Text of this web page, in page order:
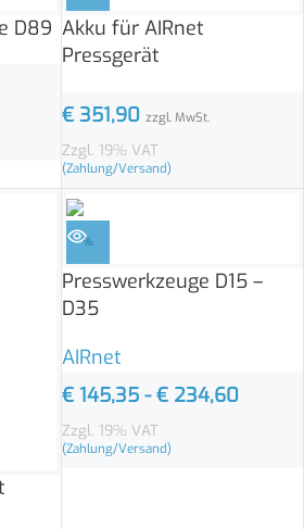
D89 Akku für AIRnet
Pressgerät
€351,90 zzgl. MwSt.
Zzgl. 19% VAT
(Zahlung/Versand)
%
Presswerkzeuge D15 –
D35
AIRnet
€145,35-€234,60
Zzgl. 19% VAT
(Zahlung/Versand)